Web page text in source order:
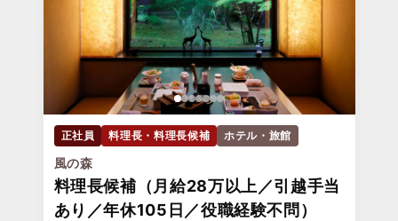
正社員 料理長・料理長候補 ホテル・旅館
風の森
料理長候補（月給28万以上／引越手当
あり／年休105日／役職経験不問）